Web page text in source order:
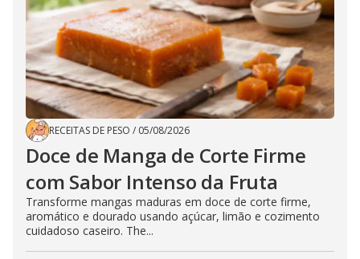
RECEITAS DE PESO / 05/08/2026
Doce de Manga de Corte Firme
com Sabor Intenso da Fruta
Transforme mangas maduras em doce de corte firme,
aromático e dourado usando açúcar, limão e cozimento
cuidadoso caseiro. The...